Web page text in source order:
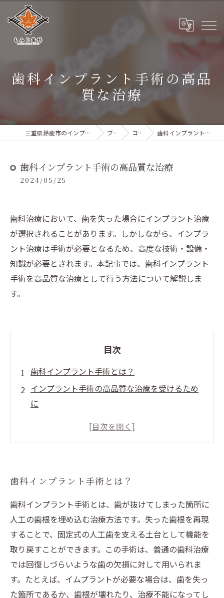
歯科インプラント手術の高品
質な治療
三重県鈴鹿市のインプラントならもみじ歯科 ブログ コラム 歯科インプラント手術の高品質な治療
歯科インプラント手術の高品質な治療
2024/05/25
歯科治療において、歯を失った場合にインプラント治療
が選択されることがあります。しかしながら、インプラ
ント治療は手術が必要となるため、高度な技術・設備・
知識が必要とされます。本記事では、歯科インプラント
手術を高品質な治療として行う方法について解説しま
す。
目次
歯科インプラント手術とは？
インプラント手術の高品質な治療を受けるため
に
歯科インプラント手術とは？
歯科インプラント手術とは、歯が抜けてしまった箇所に
人工の歯根を埋め込む治療方法です。失った歯根を再現
することで、固定式の人工歯を支える土台として機能を
取り戻すことができます。この手術は、普通の歯科治療
では回復しづらいような歯の欠損に対して用いられま
す。たとえば、イムプラントが必要な場合は、歯を失っ
た箇所であるか、歯根が壊れたり、治療不能になってし